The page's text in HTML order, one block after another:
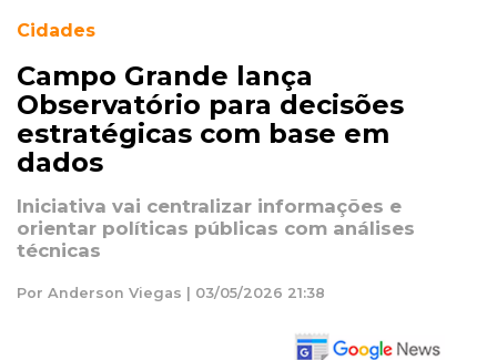
Cidades
Campo Grande lança
Observatório para decisões
estratégicas com base em
dados
Iniciativa vai centralizar informações e
orientar políticas públicas com análises
técnicas
Por Anderson Viegas | 03/05/2026 21:38